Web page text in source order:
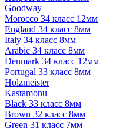
Goodway
Morocco 34 класс 12мм
England 34 класс 8мм
Italy 34 класс 8мм
Arabic 34 класс 8мм
Denmark 34 класс 12мм
Portugal 33 класс 8мм
Holzmeister
Kastamonu
Black 33 класс 8мм
Brown 32 класс 8мм
Green 31 класс 7мм